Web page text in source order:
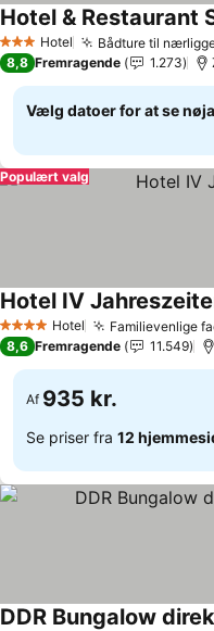
3 StjernerHotel Bådture til
Hotel & Restaurant
8,8 Fremragende 1.273
Vælg datoer for at se
Populært valg
4 StjernerHotel Familievenlige
Hotel IV
8,6 Fremragende 11.549
Af 935 kr.
Se priser fra 12
DDR Bungalow